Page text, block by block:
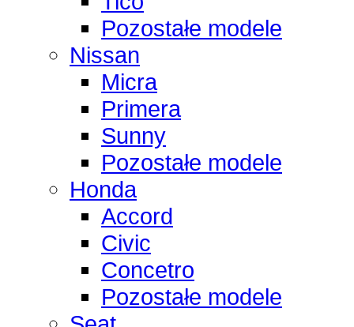
Pozostałe modele
Nissan
Micra
Primera
Sunny
Pozostałe modele
Honda
Accord
Civic
Concetro
Pozostałe modele